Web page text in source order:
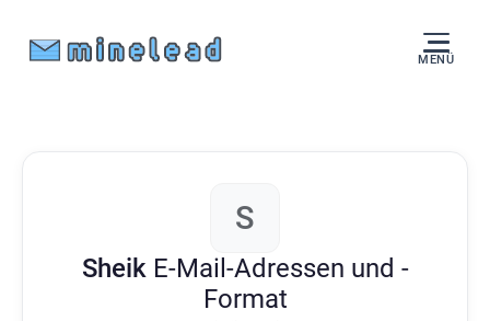
MENÜ
S
Sheik E-Mail-Adressen und -
Format